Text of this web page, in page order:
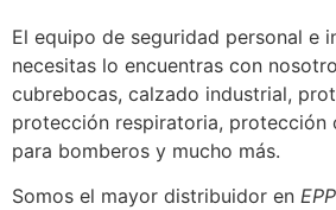
El equipo de seguridad personal e
necesitas lo encuentras con
cubrebocas, calzado industrial,
protección respiratoria, protección
para bomberos y mucho más.
Somos el mayor distribuidor en EPP